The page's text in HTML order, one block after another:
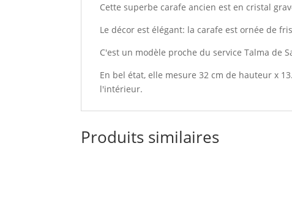
Cette superbe carafe ancien est en cristal
Le décor est élégant: la carafe est ornée de
C'est un modèle proche du service Talma de
En bel état, elle mesure 32 cm de hauteur x
l'intérieur.
Produits similaires